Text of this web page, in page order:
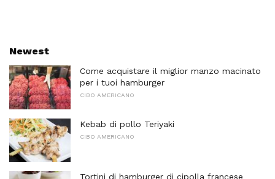
Newest
Come acquistare il miglior manzo macinato
per i tuoi hamburger
CIBO AMERICANO
Kebab di pollo Teriyaki
CIBO AMERICANO
Tortini di hamburger di cipolla francese